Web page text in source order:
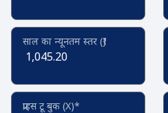
साल का न्यूनतम स्तर (₹)
1,045.20
प्राइस टू बुक (X)*